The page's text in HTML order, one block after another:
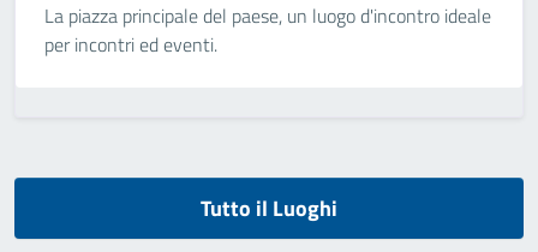
La piazza principale del paese, un luogo d'incontro ideale
per incontri ed eventi.
Tutto il Luoghi